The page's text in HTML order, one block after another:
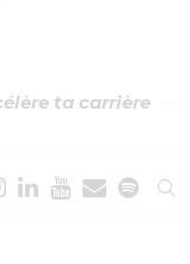
ta carrière